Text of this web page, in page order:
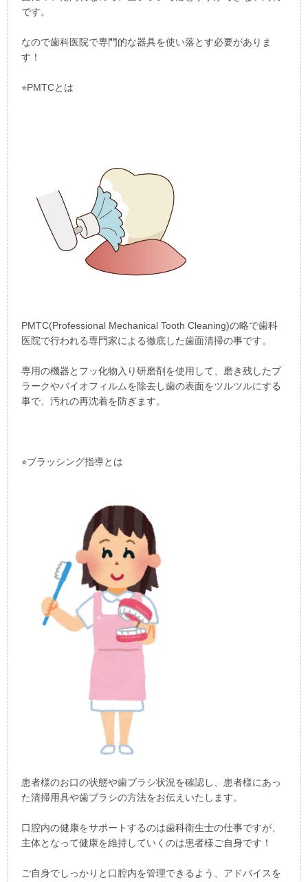
です。
なので歯科医院で専門的な器具を使い落とす必要がありま
す！
⭐︎PMTCとは
PMTC(Professional Mechanical Tooth Cleaning)の略で歯科
医院で行われる専門家による徹底した歯面清掃の事です。
専用の機器とフッ化物入り研磨剤を使用して、磨き残したプ
ラークやバイオフィルムを除去し歯の表面をツルツルにする
事で、汚れの再沈着を防ぎます。
⭐︎ブラッシング指導とは
患者様のお口の状態や歯ブラシ状況を確認し、患者様にあっ
た清掃用具や歯ブラシの方法をお伝えいたします。
口腔内の健康をサポートするのは歯科衛生士の仕事ですが、
主体となって健康を維持していくのは患者様ご自身です！
ご自身でしっかりと口腔内を管理できるよう、アドバイスを